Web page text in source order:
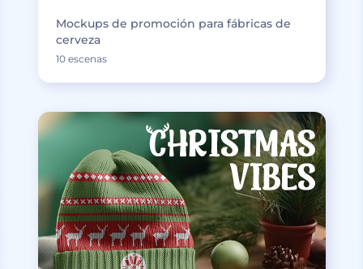
Mockups de promoción para fábricas de
cerveza
10 escenas